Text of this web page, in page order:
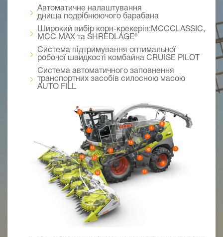
Автоматичне налаштування
днища подрібнюючого барабана
Широкий вибір корн-крекерів: MCCCLASSIC,
MCC MAX та SHREDLAGE®
Система підтримування оптимальної
робочої швидкості комбайна CRUISE PILOT
Система автоматичного заповнення
транспортних засобів силосною масою
AUTO FILL